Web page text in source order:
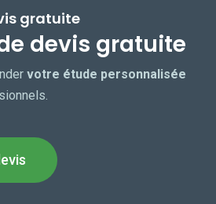
gratuite
devis gratuite
votre étude personnalisée